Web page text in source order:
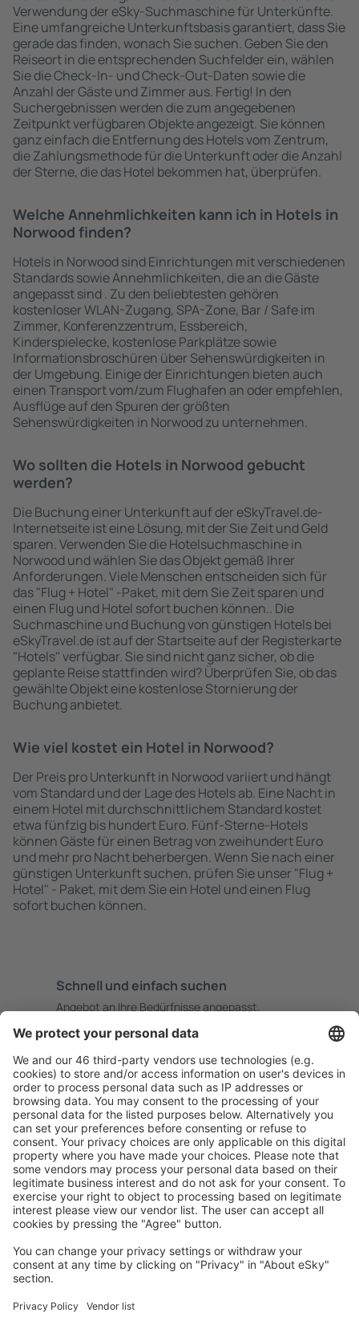
Verwendung der eSky-Suchmaschine für Unterkünfte.
Eine umfangreiche Unterkunftsbasis garantiert, dass Sie
gerade das finden, wonach Sie suchen. Geben Sie den
Reiseort in die entsprechenden Suchfelder ein, wählen
Sie die Check-In- und Check-Out-Daten sowie die
Anzahl der Gäste und Zimmer aus. Fertig! In den
Suchergebnissen werden die zum angegebenen
Zeitpunkt verfügbaren Objekte angezeigt. Sie können
ganz einfach die Entfernung des Hotels vom Zentrum,
die Zahlungsmethode für die Unterkunft oder die Anzahl
der Sterne, die das Hotel bekommen hat, überprüfen.
Welche Annehmlichkeiten kann ich in Hotels in
Norwood finden?
Hotels in Norwood sind Einrichtungen mit verschiedenen
Standards sowie Annehmlichkeiten, die an die Gäste
angepasst sind . Zu den beliebtesten gehören
kostenloser WLAN-Zugang, SPA-Zone, Bar / Safe im
Zimmer, Konferenzzentrum, Essbereich,
Kinderspielecke, kostenlose Parkplätze sowie
Informationsbroschüren über Sehenswürdigkeiten in
der Umgebung. Einige der Einrichtungen bieten auch
einen Transport vom/zum Flughafen an oder empfehlen,
Ausflüge auf den Spuren der größten
Sehenswürdigkeiten in Norwood zu unternehmen.
Wo sollten die Hotels in Norwood gebucht
werden?
Die Buchung einer Unterkunft auf der eSkyTravel.de-
Internetseite ist eine Lösung, mit der Sie Zeit und Geld
sparen. Verwenden Sie die Hotelsuchmaschine in
Norwood und wählen Sie das Objekt gemäß Ihrer
Anforderungen. Viele Menschen entscheiden sich für
das "Flug + Hotel" -Paket, mit dem Sie Zeit sparen und
einen Flug und Hotel sofort buchen können.. Die
Suchmaschine und Buchung von günstigen Hotels bei
eSkyTravel.de ist auf der Startseite auf der Registerkarte
"Hotels" verfügbar. Sie sind nicht ganz sicher, ob die
geplante Reise stattfinden wird? Überprüfen Sie, ob das
gewählte Objekt eine kostenlose Stornierung der
Buchung anbietet.
Wie viel kostet ein Hotel in Norwood?
Der Preis pro Unterkunft in Norwood variiert und hängt
vom Standard und der Lage des Hotels ab. Eine Nacht in
einem Hotel mit durchschnittlichem Standard kostet
etwa fünfzig bis hundert Euro. Fünf-Sterne-Hotels
können Gäste für einen Betrag von zweihundert Euro
und mehr pro Nacht beherbergen. Wenn Sie nach einer
günstigen Unterkunft suchen, prüfen Sie unser "Flug +
Hotel" - Paket, mit dem Sie ein Hotel und einen Flug
sofort buchen können.
Schnell und einfach suchen
Angebot an Ihre Bedürfnisse angepasst.
Sicher planen
Buchen ohne Sorgen mit einer kostenlosen
Stornierungsoption.
Mehr sparen
Attraktive Preise und Spezialangebote für eingeloggte
Benutzer.
Unterkünfte, die Sie mögen
Wählen Sie aus über 1,3 Millionen Unterkünften: Hotels,
Meist gesuchte Hotels von eSky-Nutzern